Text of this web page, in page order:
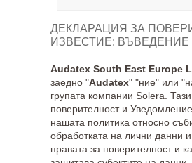
ДЕКЛАРАЦИЯ ЗА
ИЗВЕСТИЕ: ВЪВЕДЕНИЕ
Audatex South East Europe
заедно "Audatex" "ние" или
групата компании Solera.
поверителност и
нашата политика относно
обработката на лични данни
правата за поверителност и